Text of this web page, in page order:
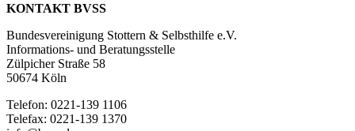
KONTAKT BVSS
Bundesvereinigung Stottern & Selbsthilfe e.V.
Informations- und Beratungsstelle
Zülpicher Straße 58
50674 Köln
Telefon: 0221-139 1106
Telefax: 0221-139 1370